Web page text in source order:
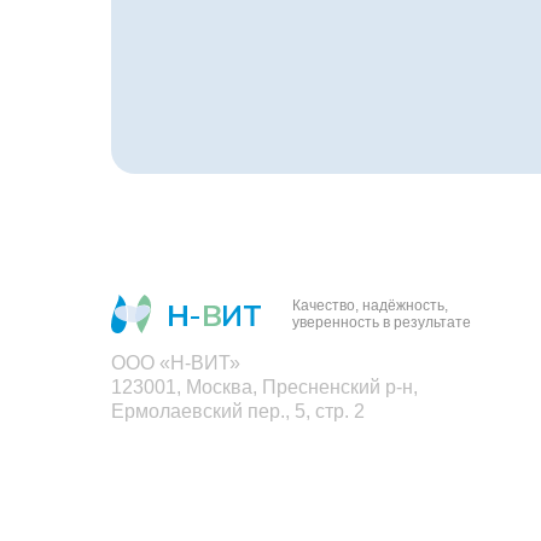
Качество, надёжность,
уверенность в результате
ООО «Н-ВИТ»
123001, Москва, Пресненский р-н,
Ермолаевский пер., 5, стр. 2